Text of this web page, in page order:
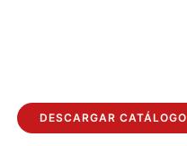
DESCARGAR CATÁLOGO